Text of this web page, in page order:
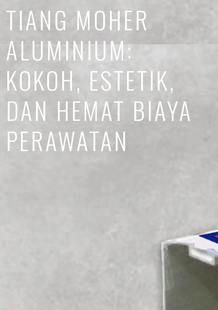
TIANG MOHER
ALUMINIUM:
KOKOH, ESTETIK,
DAN HEMAT BIAYA
PERAWATAN